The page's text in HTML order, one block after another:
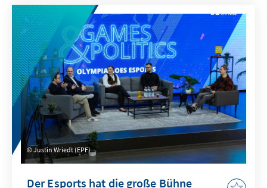
XPERION Berlin auf Twitch gestreamt – mit
Gästen aus Politik, Wissenschaft und der
Gaming- und Creator-Szene.
Justin Wriedt (EPF)
Der Esports hat die große Bühne